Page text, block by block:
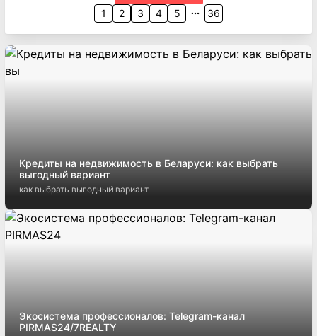
1
2 3 4 5 36
Кредиты на недвижимость в Беларуси: как выбрать
выгодный вариант
как выбрать выгодный вариант
Экосистема профессионалов: Telegram-канал
PIRMAS24/7REALTY